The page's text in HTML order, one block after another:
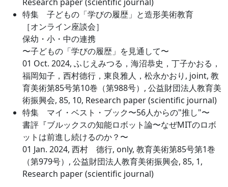
特集 子どもの「学びの履歴」と造形美術教育
［オンライン座談会］
保幼・小・中の連携
〜子どもの「学びの履歴」を見通して〜
01 Oct. 2024, ふじえみつる，海沼恭史，丁子かおる，
福岡知子，西村德行，東良雅人，松永かおり, joint, 教
育美術第85号第10巻（第988号）, 公益財団法人教育美
術振興会, 85, 10, Research paper (scientific journal)
特集 マイ・ベスト・ブック〜56人からの"推し"〜
書評『ブルックスの知能ロボット論〜なぜMITのロボ
ットは前進し続けるのか？〜
01 Jan. 2024, 西村 德行, only, 教育美術第85号第1巻
（第979号）, 公益財団法人教育美術振興会, 85, 1,
Research paper (scientific journal)